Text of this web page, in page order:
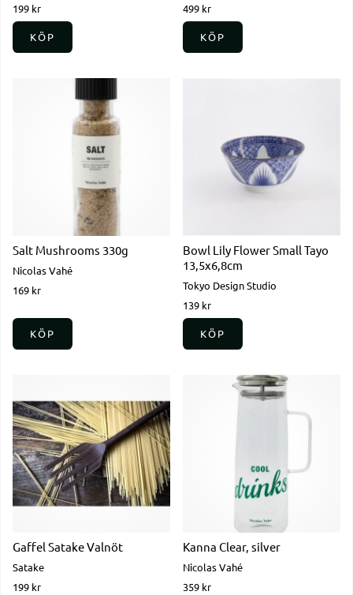
199 kr
KÖP
499 kr
KÖP
Salt Mushrooms 330g
Nicolas Vahé
169 kr
KÖP
Bowl Lily Flower Small Tayo
13,5x6,8cm
Tokyo Design Studio
139 kr
KÖP
Gaffel Satake Valnöt
Satake
199 kr
Kanna Clear, silver
Nicolas Vahé
359 kr